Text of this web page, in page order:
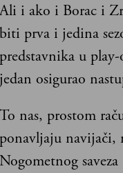
i ako i Borac i
biti prva i jedina
predstavnika u
jedan osigurao
To nas, prostom
ponavljaju navijači,
Nogometnog